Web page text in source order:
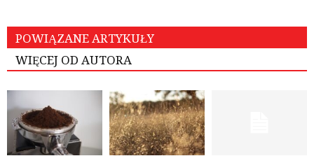
POWIĄZANE ARTYKUŁY
WIĘCEJ OD AUTORA